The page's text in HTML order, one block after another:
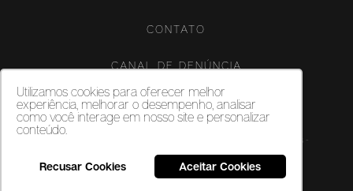
Utilizamos cookies para oferecer melhor
experiência, melhorar o desempenho, analisar
como você interage em nosso site e personalizar
conteúdo.
Recusar Cookies Aceitar Cookies
CONTATO
CANAL DE DENÚNCIA
Copyright ©‎ 2026. Porcelanatos, revestimentos cerâmicos e vinílicos -